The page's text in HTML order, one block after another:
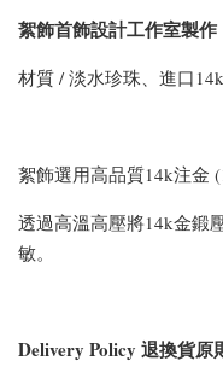
絮飾首飾設計工作室製作
材質 / 淡水珍珠、進口
絮飾選用高品質14k注金
透過高溫高壓將14k金鍛
敏。
Delivery Policy 退換貨原